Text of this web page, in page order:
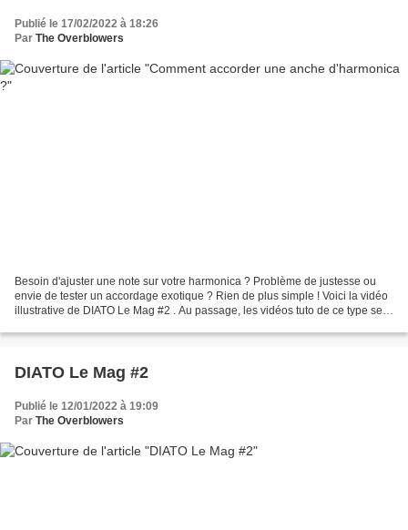
Publié le 17/02/2022 à 18:26
Par The Overblowers
Besoin d'ajuster une note sur votre harmonica ? Problème de justesse ou
envie de tester un accordage exotique ? Rien de plus simple ! Voici la vidéo
illustrative de DIATO Le Mag #2 . Au passage, les vidéos tuto de ce type se
DIATO Le Mag #2
Publié le 12/01/2022 à 19:09
Par The Overblowers